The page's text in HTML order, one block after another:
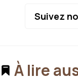
Suivez
À lire